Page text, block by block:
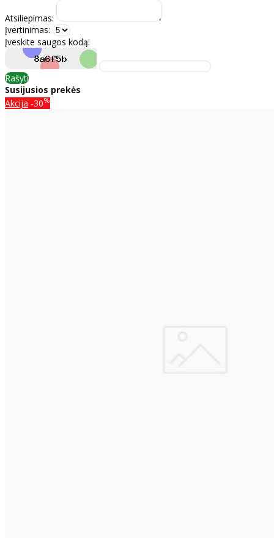
Atsiliepimas:
Įvertinimas:
Įveskite saugos kodą:
Rašyti
Susijusios prekės
Akcija -30%